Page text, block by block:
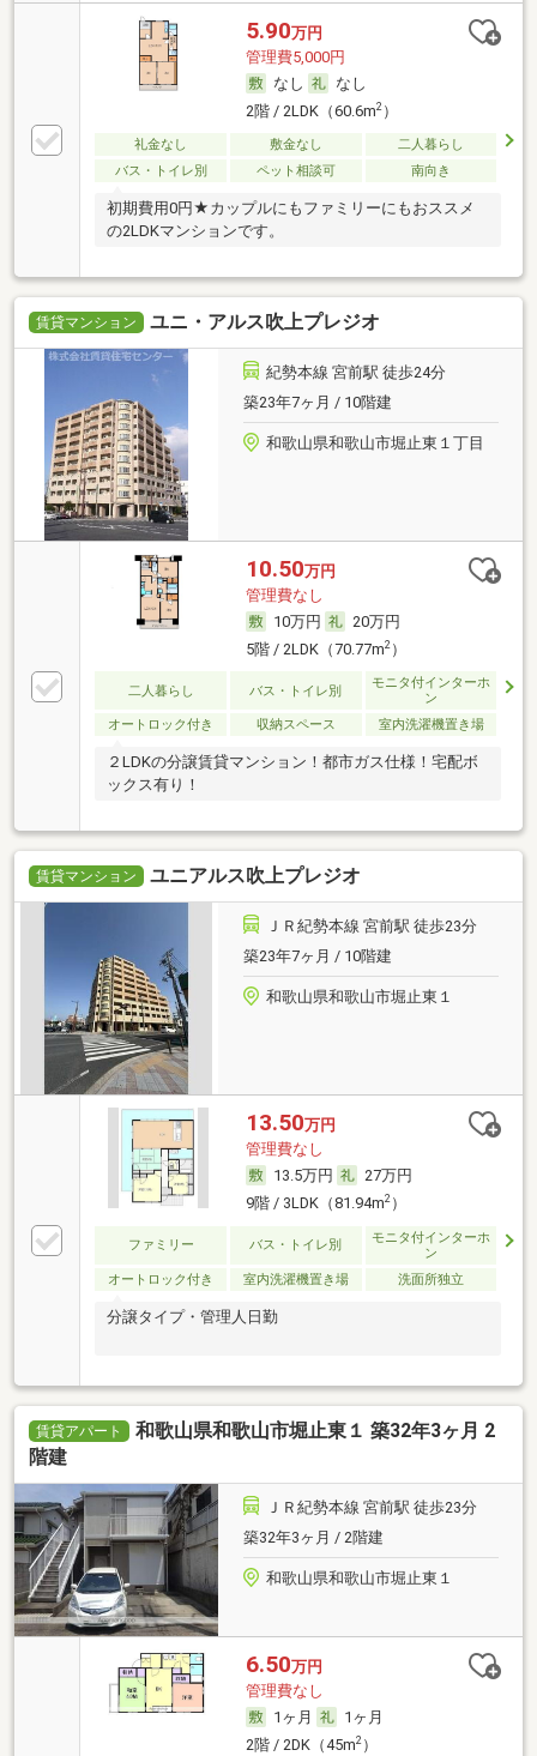
5.90万円
管理費5,000円
なし
なし
2階 / 2LDK（60.6m2）
礼金なし 敷金なし
二人暮らし
バス・トイレ別
ペット相談可 南向き
初期費用0円★カップルにもファミリーにもおススメ
の2LDKマンションです。
賃貸マンション ユニ・アルス吹上プレジオ
紀勢本線 宮前駅 徒歩24分
築23年7ヶ月 / 10階建
和歌山県和歌山市堀止東１丁目
10.50万円
管理費なし
10万円
20万円
5階 / 2LDK（70.77m2）
二人暮らし バス・トイレ別
モニタ付インターホ
ン
オートロック付き
収納スペース 室内洗濯機置き場
２LDKの分譲賃貸マンション！都市ガス仕様！宅配ボ
ックス有り！
賃貸マンション ユニアルス吹上プレジオ
ＪＲ紀勢本線 宮前駅 徒歩23分
築23年7ヶ月 / 10階建
和歌山県和歌山市堀止東１
13.50万円
管理費なし
13.5万円
27万円
9階 / 3LDK（81.94m2）
ファミリー バス・トイレ別
モニタ付インターホ
ン
オートロック付き
室内洗濯機置き場 洗面所独立
分譲タイプ・管理人日勤
賃貸アパート
和歌山県和歌山市堀止東１ 築32年3ヶ月 2
階建
ＪＲ紀勢本線 宮前駅 徒歩23分
築32年3ヶ月 / 2階建
和歌山県和歌山市堀止東１
6.50万円
管理費なし
1ヶ月
1ヶ月
2階 / 2DK（45m2）